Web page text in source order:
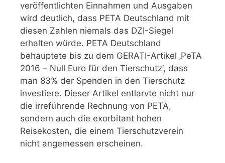
veröffentlichten Einnahmen und Ausgaben
wird deutlich, dass PETA Deutschland mit
diesen Zahlen niemals das DZI-Siegel
erhalten würde. PETA Deutschland
behauptete bis zu dem GERATI-Artikel ‚PeTA
2016 – Null Euro für den Tierschutz‘, dass
man 83% der Spenden in den Tierschutz
investiere. Dieser Artikel entlarvte nicht nur
die irreführende Rechnung von PETA,
sondern auch die exorbitant hohen
Reisekosten, die einem Tierschutzverein
nicht angemessen erscheinen.